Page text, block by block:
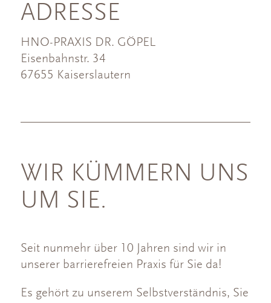
WIR KÜMMERN UNS
UM SIE.
Seit nunmehr über 10 Jahren sind wir in
unserer barrierefreien Praxis für Sie da!
Es gehört zu unserem Selbstverständnis, Sie
ADRESSE
HNO-PRAXIS DR. GÖPEL
Eisenbahnstr. 34
67655 Kaiserslautern